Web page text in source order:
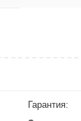
Гарантия: